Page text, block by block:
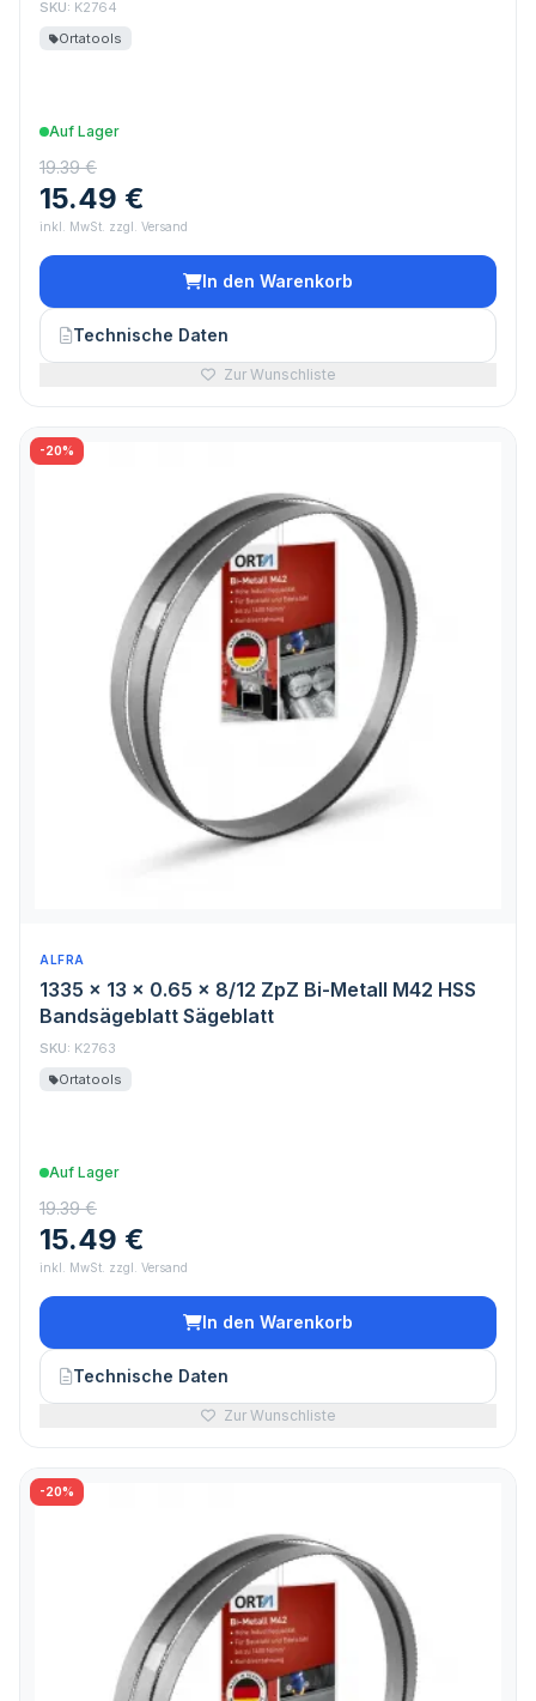
SKU: K2764
Ortatools
Auf Lager
19.39 €
15.49 €
inkl. MwSt. zzgl. Versand
In den Warenkorb
Technische Daten
Zur Wunschliste
-20%
ALFRA
1335 x 13 x 0.65 x 8/12 ZpZ Bi-Metall M42 HSS
Bandsägeblatt Sägeblatt
SKU: K2763
Ortatools
Auf Lager
19.39 €
15.49 €
inkl. MwSt. zzgl. Versand
In den Warenkorb
Technische Daten
Zur Wunschliste
-20%